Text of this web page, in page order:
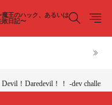
魔王のハック、あるいは
敗日記〜
！Daredevil！！ -dev